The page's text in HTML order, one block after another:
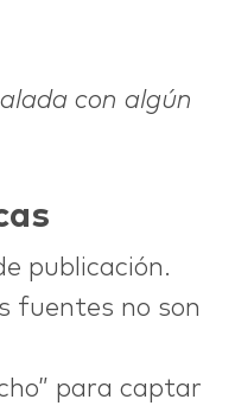
con algún
publicación.
fuentes no son
para captar